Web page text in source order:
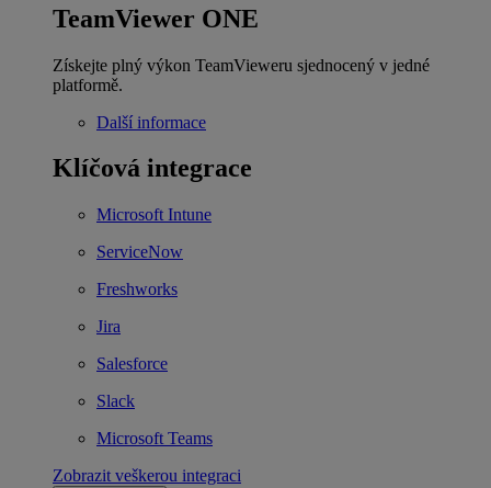
TeamViewer ONE
Získejte plný výkon TeamVieweru sjednocený v jedné
platformě.
Další informace
Klíčová integrace
Microsoft Intune
ServiceNow
Freshworks
Jira
Salesforce
Slack
Microsoft Teams
Zobrazit veškerou integraci